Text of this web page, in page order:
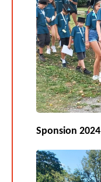
Sponsion 2024